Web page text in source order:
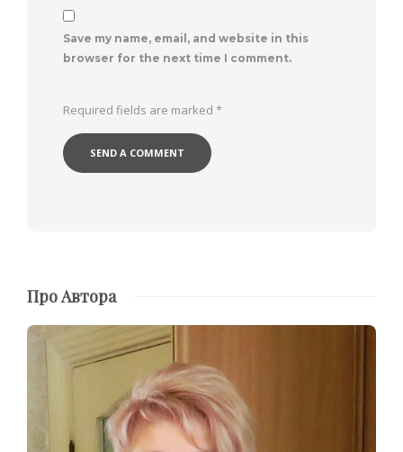
Save my name, email, and website in this
browser for the next time I comment.
Required fields are marked *
Про Автора